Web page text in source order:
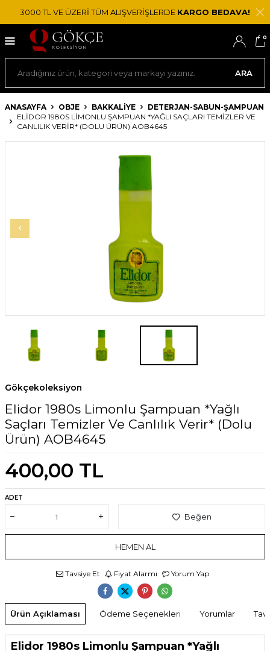
3000 TL VE ÜZERİ TÜM ALIŞVERİŞLERDE KARGO BEDAVA!
ARA
0
ANASAYFA OBJE BAKKALIYE
DETERJAN-SABUN-ŞAMPUAN
ELIDOR 1980S LIMONLU ŞAMPUAN *YAĞLI SAÇLARI TEMIZLER VE
CANLILIK VERIR* (DOLU ÜRÜN) AOB4645
Gökçekoleksiyon
Elidor 1980s Limonlu Şampuan *Yağlı
Saçları Temizler Ve Canlılık Verir* (Dolu
Ürün) AOB4645
400,00 TL
ADET
Beğen
HEMEN AL
Tavsiye Et Fiyat Alarmı Yorum Yap
Ürün Açıklaması Ödeme Seçenekleri Yorumlar
Elidor 1980s Limonlu Şampuan *Yağlı